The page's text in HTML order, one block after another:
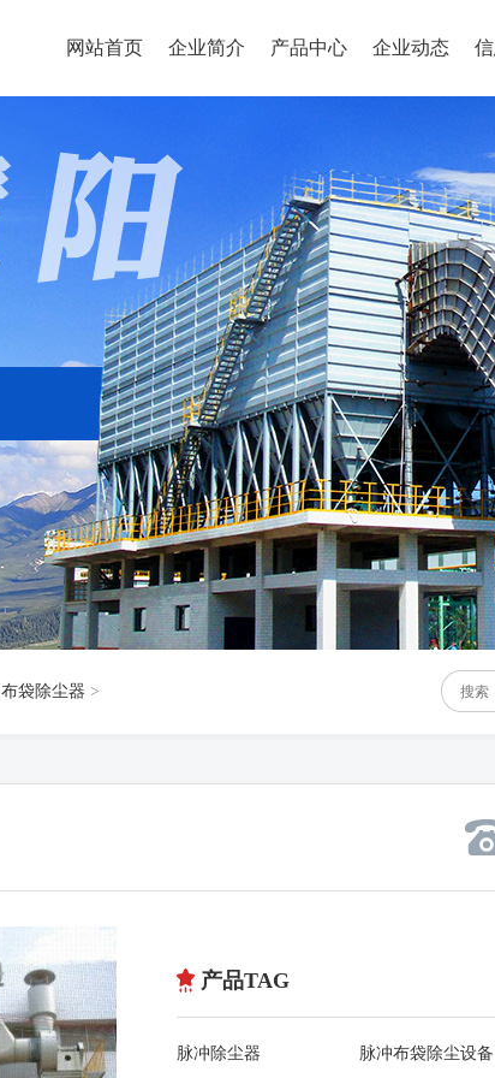
网站首页 企业简介 产品中心 企业动态
布袋除尘器 >
产品TAG
脉冲除尘器 脉冲布袋除尘设备